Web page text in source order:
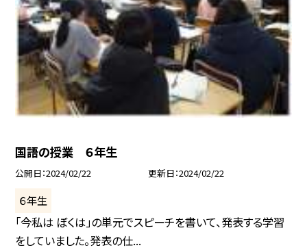
国語の授業 ６年生
公開日 2024/02/22 更新日 2024/02/22
６年生
「今私は ぼくは」の単元でスピーチを書いて、発表する学習
をしていました。発表の仕...